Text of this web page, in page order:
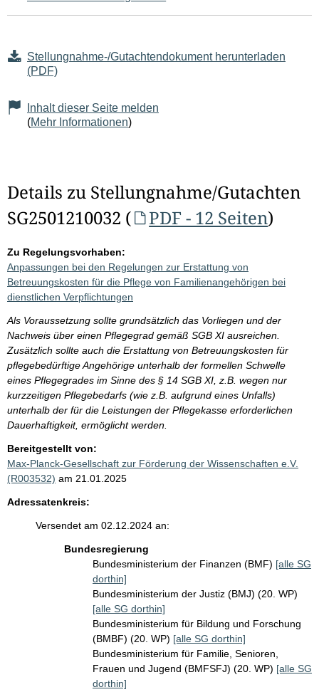
Seiteninhalt
Stellungnahme-/Gutachtendokument herunterladen
(PDF)
Inhalt dieser Seite melden
(Mehr Informationen)
Details zu Stellungnahme/Gutachten
SG2501210032 (
PDF - 12 Seiten)
Zu Regelungsvorhaben:
Anpassungen bei den Regelungen zur Erstattung von
Betreuungskosten für die Pflege von Familienangehörigen bei
dienstlichen Verpflichtungen
Als Voraussetzung sollte grundsätzlich das Vorliegen und der
Nachweis über einen Pflegegrad gemäß SGB XI ausreichen.
Zusätzlich sollte auch die Erstattung von Betreuungskosten für
pflegebedürftige Angehörige unterhalb der formellen Schwelle
eines Pflegegrades im Sinne des § 14 SGB XI, z.B. wegen nur
kurzzeitigen Pflegebedarfs (wie z.B. aufgrund eines Unfalls)
unterhalb der für die Leistungen der Pflegekasse erforderlichen
Dauerhaftigkeit, ermöglicht werden.
Bereitgestellt von:
Max-Planck-Gesellschaft zur Förderung der Wissenschaften e.V.
(R003532) am 21.01.2025
Adressatenkreis:
Versendet am 02.12.2024 an:
Bundesregierung
Bundesministerium der Finanzen (BMF) [alle SG
dorthin]
Bundesministerium der Justiz (BMJ) (20. WP)
[alle SG dorthin]
Bundesministerium für Bildung und Forschung
(BMBF) (20. WP) [alle SG dorthin]
Bundesministerium für Familie, Senioren,
Frauen und Jugend (BMFSFJ) (20. WP) [alle SG
dorthin]